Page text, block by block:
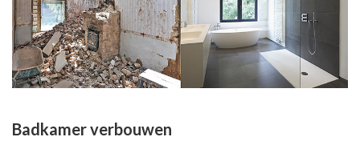
Badkamer verbouwen